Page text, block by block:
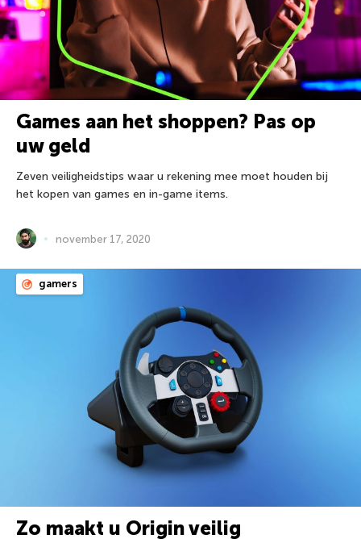
Games aan het shoppen? Pas op
uw geld
Zeven veiligheidstips waar u rekening mee moet houden bij
het kopen van games en in-game items.
november 17, 2020
gamers
Zo maakt u Origin veilig